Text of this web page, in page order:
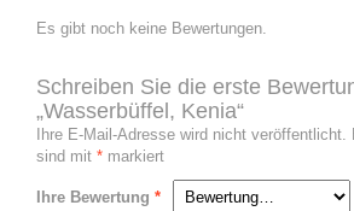
Es gibt noch keine Bewertungen.
Schreiben Sie die erste
„Wasserbüffel, Kenia“
Ihre E-Mail-Adresse wird nicht veröffentlicht.
sind mit * markiert
Ihre Bewertung *